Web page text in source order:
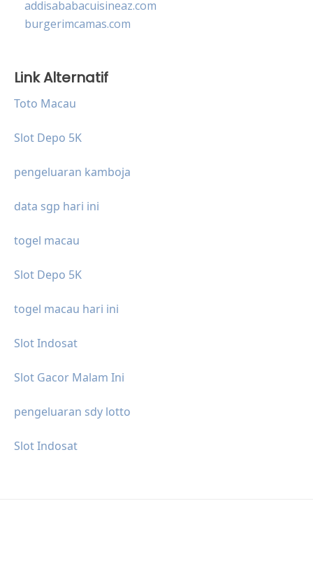
addisababacuisineaz.com
burgerimcamas.com
Link Alternatif
Toto Macau
Slot Depo 5K
pengeluaran kamboja
data sgp hari ini
togel macau
Slot Depo 5K
togel macau hari ini
Slot Indosat
Slot Gacor Malam Ini
pengeluaran sdy lotto
Slot Indosat